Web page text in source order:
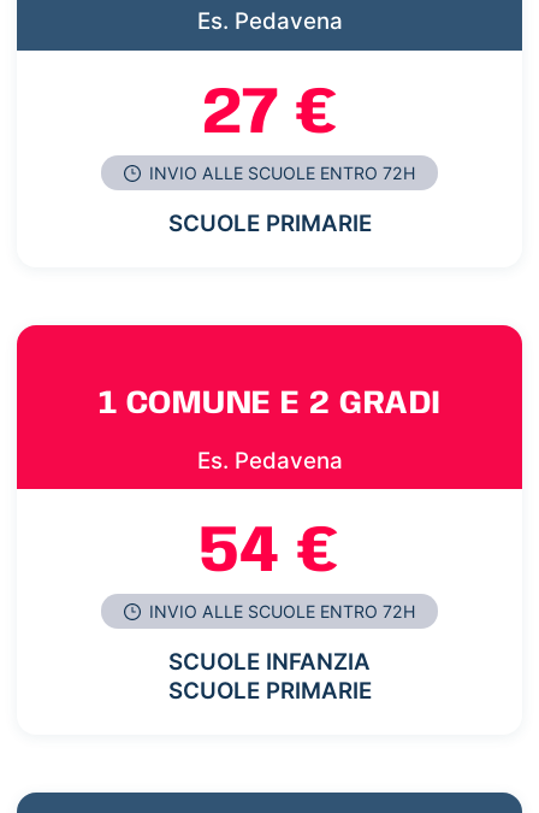
Es. Pedavena
27 €
INVIO ALLE SCUOLE ENTRO 72H
SCUOLE PRIMARIE
1 COMUNE E 2 GRADI
Es. Pedavena
54 €
INVIO ALLE SCUOLE ENTRO 72H
SCUOLE INFANZIA
SCUOLE PRIMARIE